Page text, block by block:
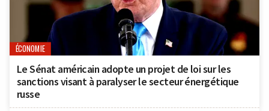
ÉCONOMIE
Le Sénat américain adopte un projet de loi sur les
sanctions visant à paralyser le secteur énergétique
russe